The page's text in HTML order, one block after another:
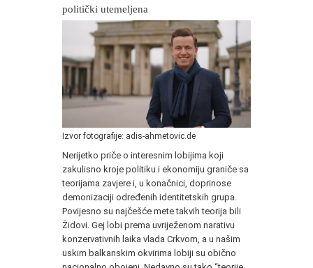
politički utemeljena
Izvor fotografije: adis-ahmetovic.de
Nerijetko priče o interesnim lobijima koji
zakulisno kroje politiku i ekonomiju graniče sa
teorijama zavjere i, u konačnici, doprinose
demonizaciji određenih identitetskih grupa.
Povijesno su najčešće mete takvih teorija bili
Židovi. Gej lobi prema uvriježenom narativu
konzervativnih laika vlada Crkvom, a u našim
uskim balkanskim okvirima lobiji su obično